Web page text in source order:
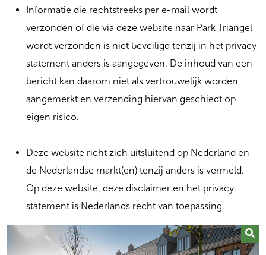
Informatie die rechtstreeks per e-mail wordt
verzonden of die via deze website naar Park Triangel
wordt verzonden is niet beveiligd tenzij in het privacy
statement anders is aangegeven. De inhoud van een
bericht kan daarom niet als vertrouwelijk worden
aangemerkt en verzending hiervan geschiedt op
eigen risico.
Deze website richt zich uitsluitend op Nederland en
de Nederlandse markt(en) tenzij anders is vermeld.
Op deze website, deze disclaimer en het privacy
statement is Nederlands recht van toepassing.